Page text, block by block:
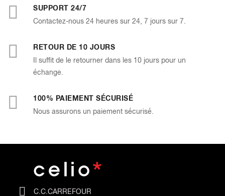
SUPPORT 24/7
Contactez-nous 24 heures sur 24, 7 jours sur 7.
RETOUR DE 10 JOURS
Il suffit de le retourner dans les 10 jours pour un
échange.
100% PAIEMENT SÉCURISÉ
Nous assurons un paiement sécurisé.
C.C.CARREFOUR